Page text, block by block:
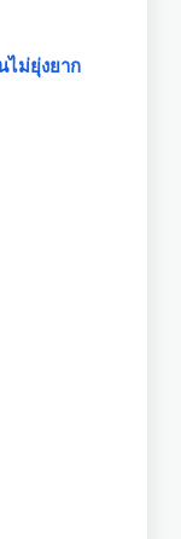
ม่ยุ่งยาก